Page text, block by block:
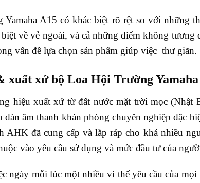
Yamaha A15 có khác biệt rõ rệt so với những
về vẻ ngoài, và cả những điểm không
vấn đề lựa chọn sản phẩm giúp việc thư giãn.
xuất xứ bộ Loa Hội Trường
hiệu xuất xứ từ đất nước mặt trời mọc
dàn âm thanh khán phòng chuyên nghiệp đặc
đã cung cấp và lắp ráp cho khá nhiều
vào yêu cầu sử dụng và mức đầu tư của
ngày mỗi lúc một nhiều vì thế yêu cầu của